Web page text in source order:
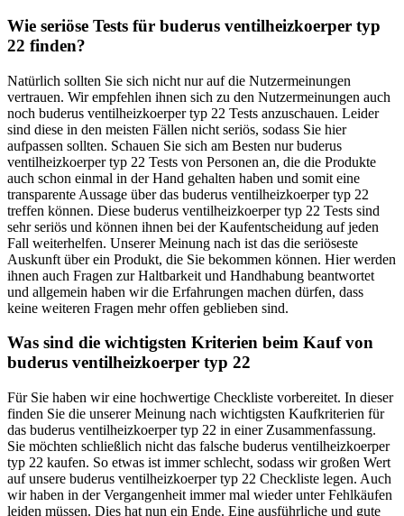
Wie seriöse Tests für buderus ventilheizkoerper typ
22 finden?
Natürlich sollten Sie sich nicht nur auf die Nutzermeinungen
vertrauen. Wir empfehlen ihnen sich zu den Nutzermeinungen auch
noch buderus ventilheizkoerper typ 22 Tests anzuschauen. Leider
sind diese in den meisten Fällen nicht seriös, sodass Sie hier
aufpassen sollten. Schauen Sie sich am Besten nur buderus
ventilheizkoerper typ 22 Tests von Personen an, die die Produkte
auch schon einmal in der Hand gehalten haben und somit eine
transparente Aussage über das buderus ventilheizkoerper typ 22
treffen können. Diese buderus ventilheizkoerper typ 22 Tests sind
sehr seriös und können ihnen bei der Kaufentscheidung auf jeden
Fall weiterhelfen. Unserer Meinung nach ist das die seriöseste
Auskunft über ein Produkt, die Sie bekommen können. Hier werden
ihnen auch Fragen zur Haltbarkeit und Handhabung beantwortet
und allgemein haben wir die Erfahrungen machen dürfen, dass
keine weiteren Fragen mehr offen geblieben sind.
Was sind die wichtigsten Kriterien beim Kauf von
buderus ventilheizkoerper typ 22
Für Sie haben wir eine hochwertige Checkliste vorbereitet. In dieser
finden Sie die unserer Meinung nach wichtigsten Kaufkriterien für
das buderus ventilheizkoerper typ 22 in einer Zusammenfassung.
Sie möchten schließlich nicht das falsche buderus ventilheizkoerper
typ 22 kaufen. So etwas ist immer schlecht, sodass wir großen Wert
auf unsere buderus ventilheizkoerper typ 22 Checkliste legen. Auch
wir haben in der Vergangenheit immer mal wieder unter Fehlkäufen
leiden müssen. Dies hat nun ein Ende. Eine ausführliche und gute